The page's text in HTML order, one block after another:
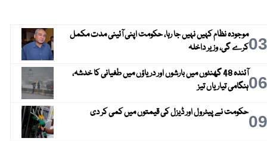
03موجودہ نظام کہیں نہیں جا رہا، حکومت اپنی آئینی مدت مکمل
کرے گی، وزیر داخلہ
06
آئندہ 48 گھنٹوں میں بارشوں اور دریاؤں میں طغیانی کا خدشہ،
ہنگامی تیاریاں تیز
09حکومت نے پیٹرول اور ڈیزل کی قیمتوں میں کمی کر دی